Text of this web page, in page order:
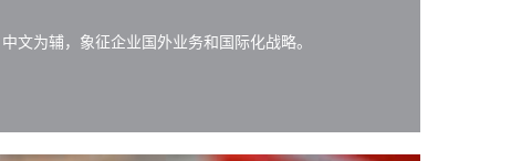
为辅，象征企业国外业务和国际化战略。